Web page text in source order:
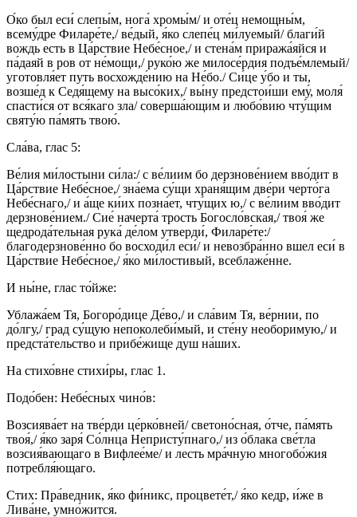
О́ко был еси́ слепы́м, нога́ хромы́м/ и оте́ц немощны́м,
всему́дре Филаре́те,/ ве́дый, я́ко слепе́ц ми́луемый/ благи́й
вождь есть в Ца́рствие Небе́сное,/ и стена́м приража́яйся и
па́даяй в ров от не́мощи,/ руко́ю же милосе́рдия подъе́млемый/
уготовля́ет путь восхожде́нию на Не́бо./ Си́це у́бо и ты,
возше́д к Седя́щему на высо́ких,/ вы́ну предстои́ши ему́, моля́
спасти́ся от вся́каго зла/ соверша́ющим и любо́вию чту́щим
святу́ю па́мять твою́.
Сла́ва, глас 5:
Ве́лия ми́лостыни си́ла:/ с ве́лиим бо дерзнове́нием вво́дит в
Ца́рствие Небе́сное,/ зна́ема су́щи храня́щим две́ри черто́га
Небе́снаго,/ и а́ще ки́их позна́ет, чту́щих ю,/ с ве́лиим вво́дит
дерзнове́нием./ Сие́ начерта́ трость Богосло́вская,/ твоя́ же
щедрода́тельная рука́ де́лом утверди́, Филаре́те:/
благодерзнове́нно бо восходи́л еси́/ и невозбра́нно вшел еси́ в
Ца́рствие Небе́сное,/ я́ко ми́лостивый, всеблаже́нне.
И ны́не, глас то́йже:
Ублажа́ем Тя, Богоро́дице Де́во,/ и сла́вим Тя, ве́рнии, по
до́лгу,/ град су́щую непоколеби́мый, и сте́ну необоримую,/ и
предста́тельство и прибе́жище душ на́ших.
На стихо́вне стихи́ры, глас 1.
Подо́бен: Небе́сных чино́в:
Возсиява́ет на тве́рди це́рко́вней/ светоно́сная, о́тче, па́мять
твоя́,/ я́ко заря́ Со́лнца Непристу́пнаго,/ из о́блака све́тла
возсия́вающаго в Вифлее́ме/ и лесть мра́чную многобо́жия
потребля́ющаго.
Стих: Пра́ведник, я́ко фи́никс, процвете́т,/ я́ко кедр, и́же в
Лива́не, умно́жится.